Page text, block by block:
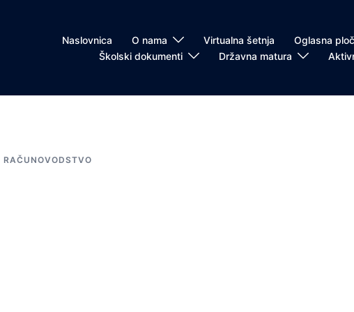
Naslovnica O nama Virtualna šetnja Oglasna
Školski dokumenti
Državna matura
RAČUNOVODSTVO